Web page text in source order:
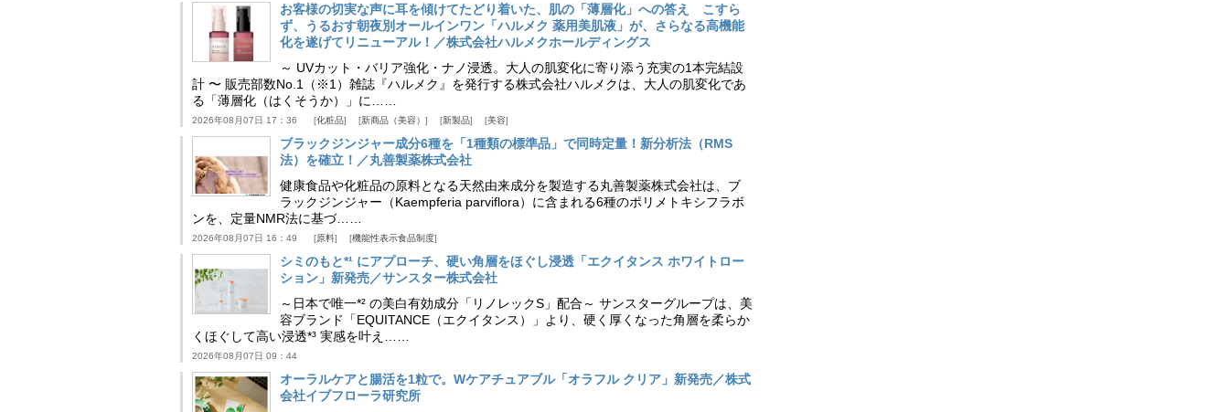
お客様の切実な声に耳を傾けてたどり着いた、肌の「薄層化」への答え こすら
ず、うるおす朝夜別オールインワン「ハルメク 薬用美肌液」が、さらなる高機能
化を遂げてリニューアル！／株式会社ハルメクホールディングス
～ UVカット・バリア強化・ナノ浸透。大人の肌変化に寄り添う充実の1本完結設
計 〜 販売部数No.1（※1）雑誌『ハルメク』を発行する株式会社ハルメクは、大人の肌変化であ
る「薄層化（はくそうか）」に……
2026年08月07日 17：36 化粧品 新商品（美容） 新製品 美容
ブラックジンジャー成分6種を「1種類の標準品」で同時定量！新分析法（RMS
法）を確立！／丸善製薬株式会社
健康食品や化粧品の原料となる天然由来成分を製造する丸善製薬株式会社は、ブ
ラックジンジャー（Kaempferia parviflora）に含まれる6種のポリメトキシフラボ
ンを、定量NMR法に基づ……
2026年08月07日 16：49 原料 機能性表示食品制度
シミのもと*¹ にアプローチ、硬い角層をほぐし浸透「エクイタンス ホワイトロー
ション」新発売／サンスター株式会社
～日本で唯一*² の美白有効成分「リノレックS」配合～ サンスターグループは、美
容ブランド「EQUITANCE（エクイタンス）」より、硬く厚くなった角層を柔らか
くほぐして高い浸透*³ 実感を叶え……
2026年08月07日 09：44
オーラルケアと腸活を1粒で。Wケアチュアブル「オラフル クリア」新発売／株式
会社イブフローラ研究所